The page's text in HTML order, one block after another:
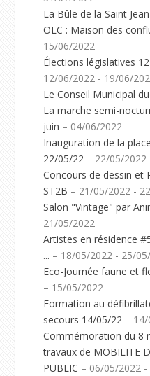
La Bûle de la Saint
OLC : Maison des
15/06/2022
Élections législatives
12/06/2022 - 19/06/
Le Conseil Municipal
La marche semi-
juin – 04/06/2022
Inauguration de la
22/05/22 – 22/05/2022
Concours de dessin et
ST2B – 21/05/2022 -
Salon "Vintage" par
21/05/2022
Artistes en résidence
... – 18/05/2022 - 25/
Eco-Journée faune et
– 15/05/2022
Formation au
secours 14/05/22 –
Commémoration du 8
travaux de MOBILITE
PUBLIC – 06/05/2022